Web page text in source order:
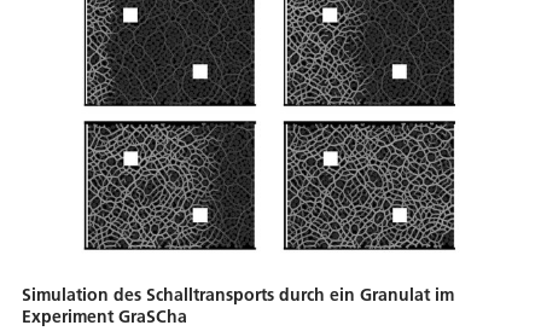
Simulation des Schalltransports durch ein Granulat im
Experiment GraSCha